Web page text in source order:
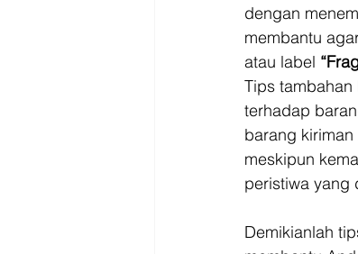
dengan
membantu
atau label
Tips
terhadap
barang
meskipun
peristiwa yang
Demikianlah